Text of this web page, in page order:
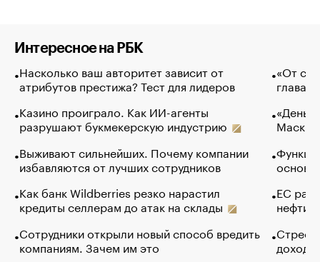
Интересное на РБК
Насколько ваш авторитет зависит от
атрибутов престижа? Тест для лидеров
Казино проиграло. Как ИИ-агенты
разрушают букмекерскую индустрию
Выживают сильнейших. Почему компании
избавляются от лучших сотрудников
Как банк Wildberries резко нарастил
кредиты селлерам до атак на склады
Сотрудники открыли новый способ вредить
компаниям. Зачем им это
«От
глава
Маск в
основ
ЕС
нефти